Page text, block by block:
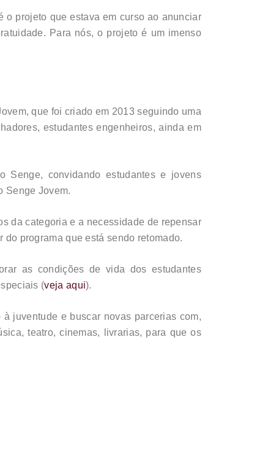
o projeto que estava em curso ao anunciar
Para nós, o projeto é um imenso
que foi criado em 2013 seguindo uma
estudantes engenheiros, ainda em
convidando estudantes e jovens
Senge Jovem.
da categoria e a necessidade de repensar
programa que está sendo retomado.
as condições de vida dos estudantes
(veja aqui).
juventude e buscar novas parcerias com,
teatro, cinemas, livrarias, para que os